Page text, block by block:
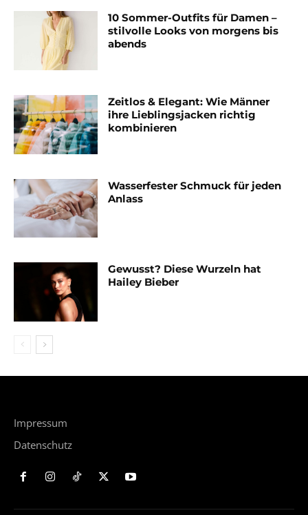
10 Sommer-Outfits für Damen –
stilvolle Looks von morgens bis
abends
Zeitlos & Elegant: Wie Männer
ihre Lieblingsjacken richtig
kombinieren
Wasserfester Schmuck für jeden
Anlass
Gewusst? Diese Wurzeln hat
Hailey Bieber
Impressum
Datenschutz